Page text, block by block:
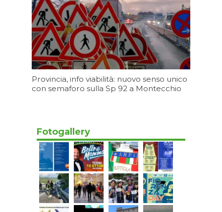
Provincia, info viabilità: nuovo senso unico
con semaforo sulla Sp 92 a Montecchio
Fotogallery